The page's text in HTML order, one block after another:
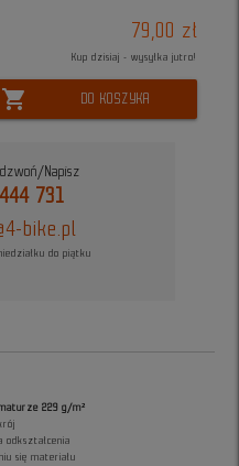
79,00 zł
Kup dzisiaj - wysyłka jutro!
shopping_cart DO KOSZYKA
Napisz
731
bike.pl
do piątku
229 g/m²
się materiału